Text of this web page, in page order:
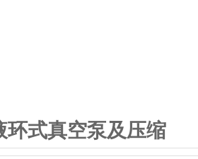
环式真空泵及压缩